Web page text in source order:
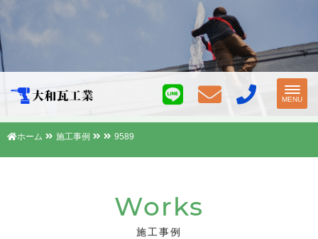
MENU
ホーム 施工事例 9589
Works
施工事例